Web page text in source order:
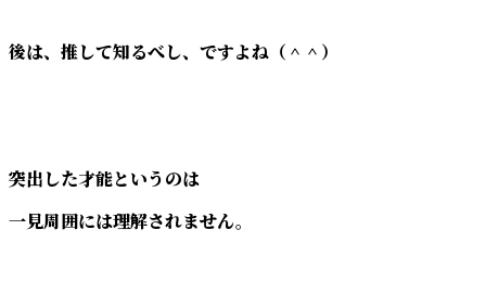
後は、推して知るべし、ですよね（＾＾）
突出した才能というのは
一見周囲には理解されません。